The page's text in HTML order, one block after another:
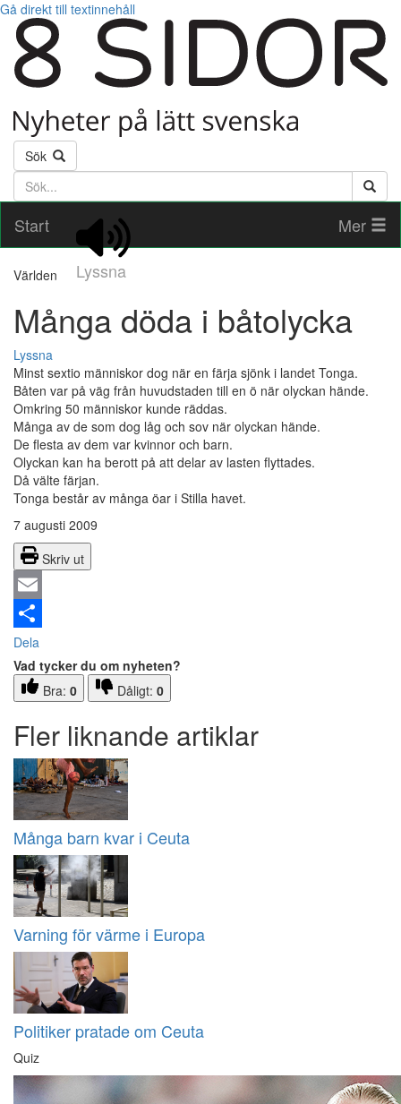
Gå direkt till textinnehåll
Sök
Söktext
Start
Lyssna
Mer
Världen
Många döda i båtolycka
Lyssna
Minst sextio människor dog när en färja sjönk i landet Tonga.
Båten var på väg från huvudstaden till en ö när olyckan hände.
Omkring 50 människor kunde räddas.
Många av de som dog låg och sov när olyckan hände.
De flesta av dem var kvinnor och barn.
Olyckan kan ha berott på att delar av lasten flyttades.
Då välte färjan.
Tonga består av många öar i Stilla havet.
7 augusti 2009
Skriv ut
Email
Dela
Vad tycker du om nyheten?
Bra: 0 Dåligt: 0
Fler liknande artiklar
Många barn kvar i Ceuta
Varning för värme i Europa
Politiker pratade om Ceuta
Quiz